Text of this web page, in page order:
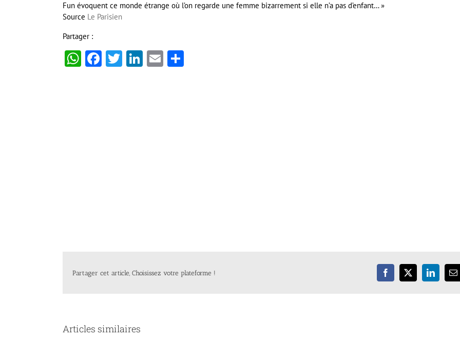
Fun évoquent ce monde étrange où l’on regarde une femme bizarrement si elle n’a pas d’enfant… »
Source Le Parisien
Partager :
WhatsApp
Facebook
Twitter
LinkedIn
Email
Partager cet article, Choisissez votre plateforme ! Facebook
X LinkedIn
Articles similaires